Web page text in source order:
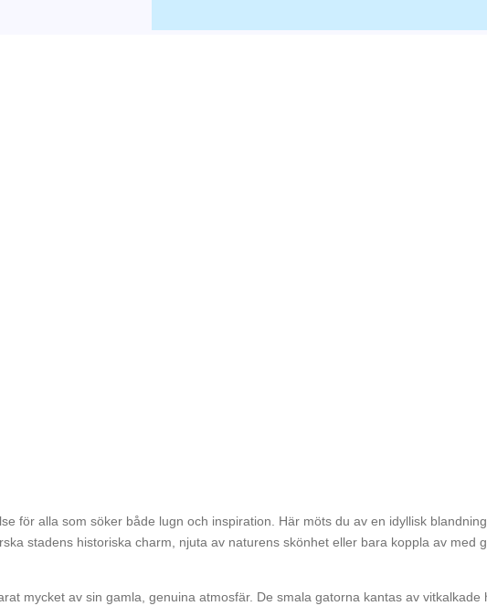
för alla som söker både lugn och inspiration. Här möts du av en idyllisk
stadens historiska charm, njuta av naturens skönhet eller bara koppla av med
mycket av sin gamla, genuina atmosfär. De smala gatorna kantas av vitkalkade